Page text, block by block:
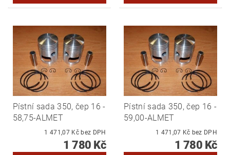
Pístní sada 350, čep 16 -
58,75-ALMET
1 471,07 Kč bez DPH
1 780 Kč
Pístní sada 350, čep 16 -
59,00-ALMET
1 471,07 Kč bez DPH
1 780 Kč